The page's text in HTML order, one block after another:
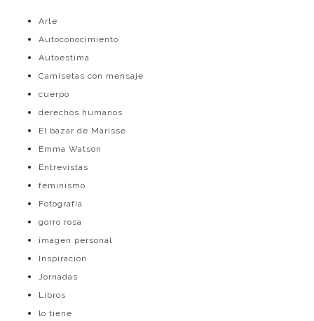
Arte
Autoconocimiento
Autoestima
Camisetas con mensaje
cuerpo
derechos humanos
El bazar de Marisse
Emma Watson
Entrevistas
feminismo
Fotografía
gorro rosa
imagen personal
Inspiración
Jornadas
Libros
lo tiene